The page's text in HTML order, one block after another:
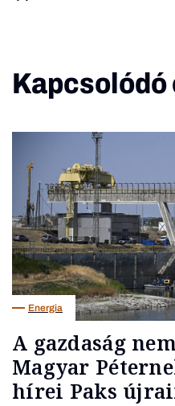
Energia
A gazdaság
Magyar
hírei Paks